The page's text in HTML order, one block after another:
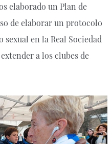
elaborado un Plan de
de elaborar un protocolo
sexual en la Real Sociedad
a los clubes de